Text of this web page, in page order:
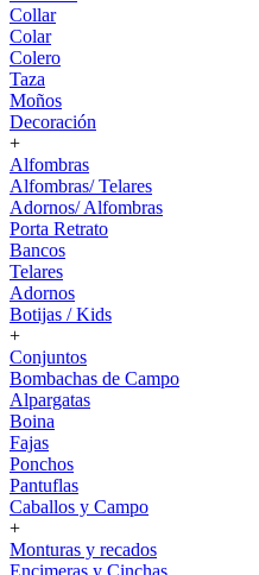
Collar
Colar
Colero
Taza
Moños
Decoración
+
Alfombras
Alfombras/ Telares
Adornos/ Alfombras
Porta Retrato
Bancos
Telares
Adornos
Botijas / Kids
+
Conjuntos
Bombachas de Campo
Alpargatas
Boina
Fajas
Ponchos
Pantuflas
Caballos y Campo
+
Monturas y recados
Encimeras y Cinchas